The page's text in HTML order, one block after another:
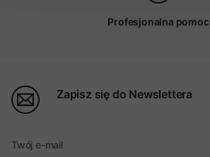
Profesjonalna pomoc
Zapisz się do Newslettera
Twój e-mail